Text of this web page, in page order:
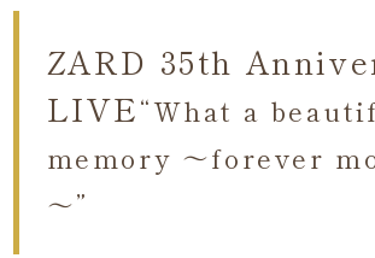
ZARD 35th
LIVE“What a
memory ～forever
～”